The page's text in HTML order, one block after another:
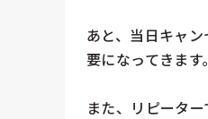
あと、当日キャ
要になってきます。
また、リピータ